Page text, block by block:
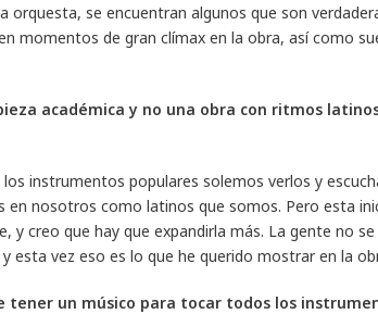
orquesta, se encuentran algunos que son
momentos de gran clímax en la obra, así como
académica y no una obra con ritmos
los instrumentos populares solemos verlos y
en nosotros como latinos que somos. Pero esta
y creo que hay que expandirla más. La gente no
esta vez eso es lo que he querido mostrar en la
tener un músico para tocar todos los